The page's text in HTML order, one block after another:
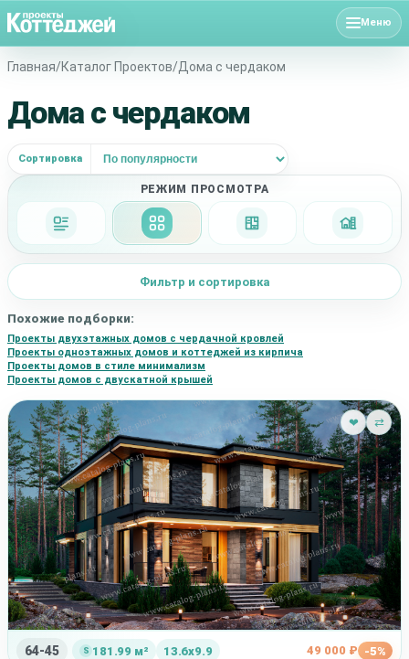
Меню
Главная/Каталог Проектов/Дома с чердаком
Дома с чердаком
Сортировка
РЕЖИМ ПРОСМОТРА
Подробно Сетка Планировки Фасад +
Фильтр и сортировка
Похожие подборки:
Проекты двухэтажных домов с чердачной кровлей
Проекты одноэтажных домов и коттеджей из кирпича
Проекты домов в стиле минимализм
Проекты домов с двускатной крышей
❤ ⇄
64-45 181.99 м² 13.6x9.9 49 000 ₽ -5%